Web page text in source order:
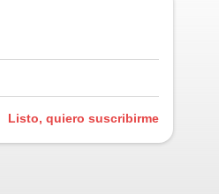
Listo, quiero suscribirme